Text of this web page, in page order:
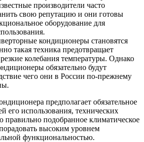
производители часто
свою репутацию и они готовы
оборудование для
кондиционеры становятся
такая техника предотвращает
колебания температуры. Однако
обязательно будут
чего они в России по-прежнему
предполагает обязательное
его использования, технических
правильно подобранное климатическое
высоким уровнем
функциональностью.